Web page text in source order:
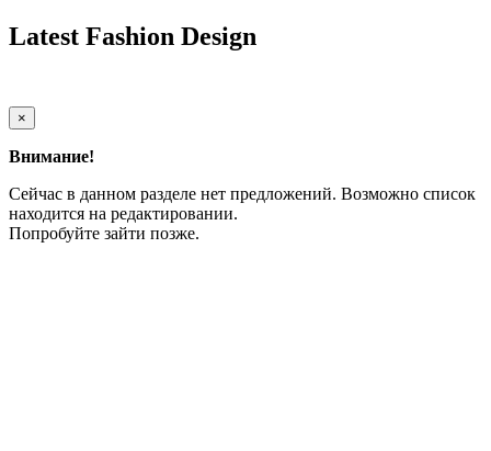
Latest Fashion Design
×
Внимание!
Сейчас в данном разделе нет предложений. Возможно список
находится на редактировании.
Попробуйте зайти позже.